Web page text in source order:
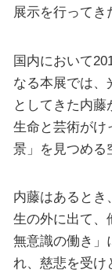
展示を行ってき
国内において
なる本展では、
としてきた内
生命と芸術がけ
景」を見つめる
内藤はあるとき
生の外に出て、
無意識の働き」
れ、慈悲を受け